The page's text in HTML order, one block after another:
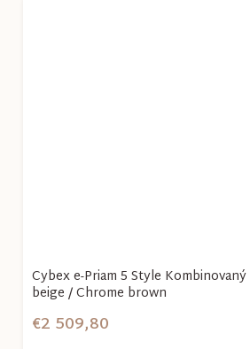
Cybex e-Priam 5 Style
beige / Chrome brown
€2 509,80